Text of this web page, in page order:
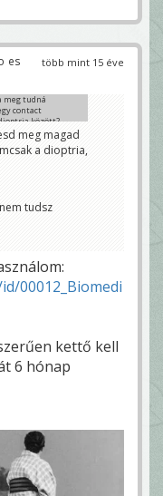
több mint 15 éve
es
meg tudná
contact
között?
meg magad
a dioptria,
tudsz
00012_Biomedi
kettő kell
6 hónap